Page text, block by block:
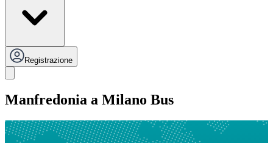
Registrazione
Manfredonia a Milano Bus